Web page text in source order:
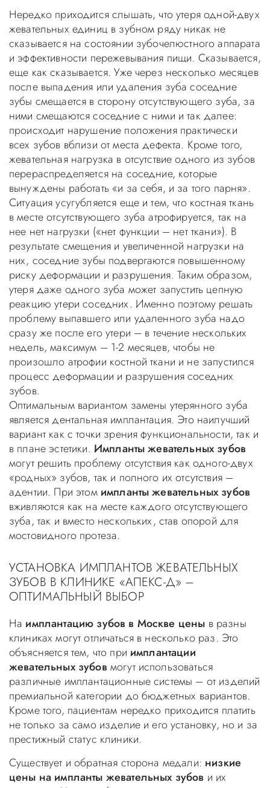
Нередко приходится слышать, что утеря одной-двух
жевательных единиц в зубном ряду никак не
сказывается на состоянии зубочелюстного аппарата
и эффективности пережевывания пищи. Сказывается,
еще как сказывается. Уже через несколько месяцев
после выпадения или удаления зуба соседние
зубы смещается в сторону отсутствующего зуба, за
ними смещаются соседние с ними и так далее:
происходит нарушение положения практически
всех зубов вблизи от места дефекта. Кроме того,
жевательная нагрузка в отсутствие одного из зубов
перераспределяется на соседние, которые
вынуждены работать «и за себя, и за того парня».
Ситуация усугубляется еще и тем, что костная ткань
в месте отсутствующего зуба атрофируется, так на
нее нет нагрузки («нет функции – нет ткани»). В
результате смещения и увеличенной нагрузки на
них, соседние зубы подвергаются повышенному
риску деформации и разрушения. Таким образом,
утеря даже одного зуба может запустить цепную
реакцию утери соседних. Именно поэтому решать
проблему выпавшего или удаленного зуба надо
сразу же после его утери – в течение нескольких
недель, максимум – 1-2 месяцев, чтобы не
произошло атрофии костной ткани и не запустился
процесс деформации и разрушения соседних
зубов.
Оптимальным вариантом замены утерянного зуба
является дентальная имплантация. Это наилучший
вариант как с точки зрения функциональности, так и
в плане эстетики. Импланты жевательных зубов
могут решить проблему отсутствия как одного-двух
«родных» зубов, так и полного их отсутствия –
адентии. При этом импланты жевательных зубов
вживляются как на месте каждого отсутствующего
зуба, так и вместо нескольких, став опорой для
мостовидного протеза.
УСТАНОВКА ИМПЛАНТОВ ЖЕВАТЕЛЬНЫХ
ЗУБОВ В КЛИНИКЕ «АПЕКС-Д» –
ОПТИМАЛЬНЫЙ ВЫБОР
На имплантацию зубов в Москве цены в разны
клиниках могут отличаться в несколько раз. Это
объясняется тем, что при имплантации
жевательных зубов могут использоваться
различные имплантационные системы – от изделий
премиальной категории до бюджетных вариантов.
Кроме того, пациентам нередко приходится платить
не только за само изделие и его установку, но и за
престижный статус клиники.
Существует и обратная сторона медали: низкие
цены на импланты жевательных зубов и их